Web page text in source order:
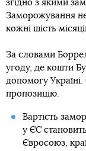
згідно з якими
Заморожування
кожні шість
За словами
угоду, де кошти
допомогу
пропозицію.
Вартість
у ЄС
Євросоюз,